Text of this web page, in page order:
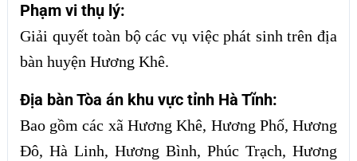
Phạm vi thụ lý:
Giải quyết toàn bộ các vụ việc phát sinh trên địa
bàn huyện Hương Khê.
Địa bàn Tòa án khu vực tỉnh Hà Tĩnh:
Bao gồm các xã Hương Khê, Hương Phố, Hương
Đô, Hà Linh, Hương Bình, Phúc Trạch, Hương